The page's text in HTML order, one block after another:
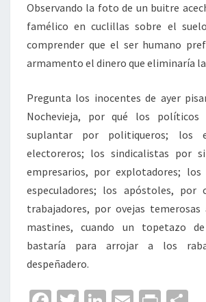
Observando la foto de un buitre
famélico en cuclillas sobre el
comprender que el ser humano
armamento el dinero que eliminaría
Pregunta los inocentes de ayer
Nochevieja, por qué los políticos
suplantar por politiqueros; los
electoreros; los sindicalistas por
empresarios, por explotadores; los
especuladores; los apóstoles,
trabajadores, por ovejas
mastines, cuando un topetazo
bastaría para arrojar a los
despeñadero.